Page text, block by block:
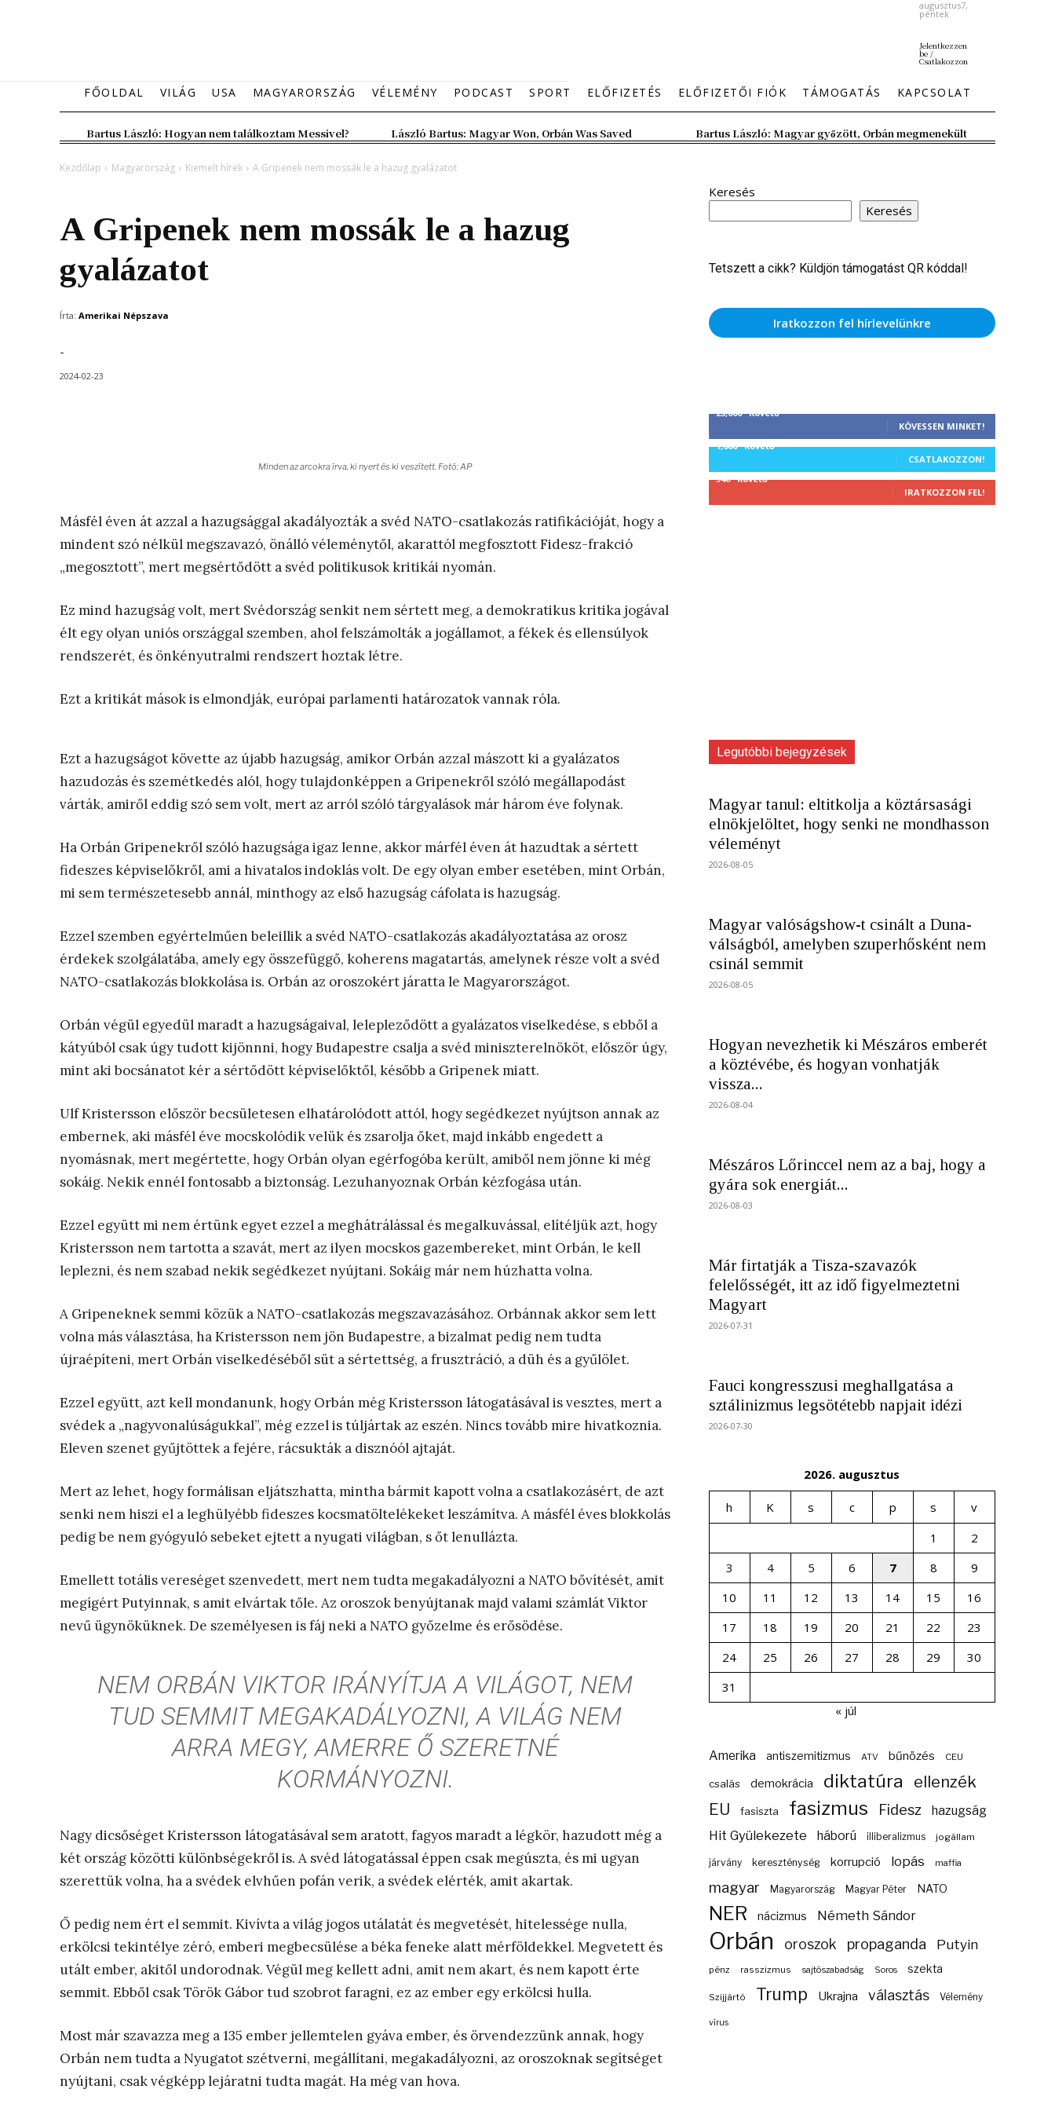
augusztus7,
péntek
Jelentkezzen
be /
Csatlakozzon
FŐOLDAL VILÁG USA MAGYARORSZÁG VÉLEMÉNY PODCAST SPORT ELŐFIZETÉS ELŐFIZETŐI FIÓK TÁMOGATÁS KAPCSOLAT
Bartus László: Hogyan nem találkoztam Messivel? László Bartus: Magyar Won, Orbán Was Saved Bartus László: Magyar győzött, Orbán megmenekült
Kezdőlap Magyarország Kiemelt hírek A Gripenek nem mossák le a hazug gyalázatot
A Gripenek nem mossák le a hazug
gyalázatot
Írta: Amerikai Népszava
-
2024-02-23
Minden az arcokra írva, ki nyert és ki veszített. Fotó: AP
Másfél éven át azzal a hazugsággal akadályozták a svéd NATO-csatlakozás ratifikációját, hogy a
mindent szó nélkül megszavazó, önálló véleménytől, akarattól megfosztott Fidesz-frakció
„megosztott”, mert megsértődött a svéd politikusok kritikái nyomán.
Ez mind hazugság volt, mert Svédország senkit nem sértett meg, a demokratikus kritika jogával
élt egy olyan uniós országgal szemben, ahol felszámolták a jogállamot, a fékek és ellensúlyok
rendszerét, és önkényutralmi rendszert hoztak létre.
Ezt a kritikát mások is elmondják, európai parlamenti határozatok vannak róla.
Ezt a hazugságot követte az újabb hazugság, amikor Orbán azzal mászott ki a gyalázatos
hazudozás és szemétkedés alól, hogy tulajdonképpen a Gripenekről szóló megállapodást
várták, amiről eddig szó sem volt, mert az arról szóló tárgyalások már három éve folynak.
Ha Orbán Gripenekről szóló hazugsága igaz lenne, akkor márfél éven át hazudtak a sértett
fideszes képviselőkről, ami a hivatalos indoklás volt. De egy olyan ember esetében, mint Orbán,
mi sem természetesebb annál, minthogy az első hazugság cáfolata is hazugság.
Ezzel szemben egyértelműen beleillik a svéd NATO-csatlakozás akadályoztatása az orosz
érdekek szolgálatába, amely egy összefüggő, koherens magatartás, amelynek része volt a svéd
NATO-csatlakozás blokkolása is. Orbán az oroszokért járatta le Magyarországot.
Orbán végül egyedül maradt a hazugságaival, lelepleződött a gyalázatos viselkedése, s ebből a
kátyúból csak úgy tudott kijönnni, hogy Budapestre csalja a svéd miniszterelnököt, először úgy,
mint aki bocsánatot kér a sértődött képviselőktől, később a Gripenek miatt.
Ulf Kristersson először becsületesen elhatárolódott attól, hogy segédkezet nyújtson annak az
embernek, aki másfél éve mocskolódik velük és zsarolja őket, majd inkább engedett a
nyomásnak, mert megértette, hogy Orbán olyan egérfogóba került, amiből nem jönne ki még
sokáig. Nekik ennél fontosabb a biztonság. Lezuhanyoznak Orbán kézfogása után.
Ezzel együtt mi nem értünk egyet ezzel a meghátrálással és megalkuvással, elítéljük azt, hogy
Kristersson nem tartotta a szavát, mert az ilyen mocskos gazembereket, mint Orbán, le kell
leplezni, és nem szabad nekik segédkezet nyújtani. Sokáig már nem húzhatta volna.
A Gripeneknek semmi közük a NATO-csatlakozás megszavazásához. Orbánnak akkor sem lett
volna más választása, ha Kristersson nem jön Budapestre, a bizalmat pedig nem tudta
újraépíteni, mert Orbán viselkedéséből süt a sértettség, a frusztráció, a düh és a gyűlölet.
Ezzel együtt, azt kell mondanunk, hogy Orbán még Kristersson látogatásával is vesztes, mert a
svédek a „nagyvonalúságukkal”, még ezzel is túljártak az eszén. Nincs tovább mire hivatkoznia.
Eleven szenet gyűjtöttek a fejére, rácsukták a disznóól ajtaját.
Mert az lehet, hogy formálisan eljátszhatta, mintha bármit kapott volna a csatlakozásért, de azt
senki nem hiszi el a leghülyébb fideszes kocsmatöltelékeket leszámítva. A másfél éves blokkolás
pedig be nem gyógyuló sebeket ejtett a nyugati világban, s őt lenullázta.
Emellett totális vereséget szenvedett, mert nem tudta megakadályozni a NATO bővítését, amit
megígért Putyinnak, s amit elvártak tőle. Az oroszok benyújtanak majd valami számlát Viktor
nevű ügynöküknek. De személyesen is fáj neki a NATO győzelme és erősödése.
NEM ORBÁN VIKTOR IRÁNYÍTJA A VILÁGOT, NEM
TUD SEMMIT MEGAKADÁLYOZNI, A VILÁG NEM
ARRA MEGY, AMERRE Ő SZERETNÉ
KORMÁNYOZNI.
Nagy dicsőséget Kristersson látogatásával sem aratott, fagyos maradt a légkör, hazudott még a
két ország közötti különbségekről is. A svéd látogatással éppen csak megúszta, és mi ugyan
szerettük volna, ha a svédek elvhűen pofán verik, a svédek elérték, amit akartak.
Ő pedig nem ért el semmit. Kivívta a világ jogos utálatát és megvetését, hitelessége nulla,
erkölcsi tekintélye zéró, emberi megbecsülése a béka feneke alatt mérföldekkel. Megvetett és
utált ember, akitől undorodnak. Végül meg kellett adni, amit nem akart, és nem kapott érte
semmit. Ebből csak Török Gábor tud szobrot faragni, ez az ember egy erkölcsi hulla.
Most már szavazza meg a 135 ember jellemtelen gyáva ember, és örvendezzünk annak, hogy
Orbán nem tudta a Nyugatot szétverni, megállítani, megakadályozni, az oroszoknak segítséget
nyújtani, csak végképp lejáratni tudta magát. Ha még van hova.
Keresés
Keresés
Tetszett a cikk? Küldjön támogatást QR kóddal!
Iratkozzon fel hírlevelünkre
25,000 Követő
KÖVESSEN MINKET!
1,000 Követő
CSATLAKOZZON!
340 Követő
IRATKOZZON FEL!
Legutóbbi bejegyzések
Magyar tanul: eltitkolja a köztársasági
elnökjelöltet, hogy senki ne mondhasson
véleményt
2026-08-05
Magyar valóságshow-t csinált a Duna-
válságból, amelyben szuperhősként nem
csinál semmit
2026-08-05
Hogyan nevezhetik ki Mészáros emberét
a köztévébe, és hogyan vonhatják
vissza...
2026-08-04
Mészáros Lőrinccel nem az a baj, hogy a
gyára sok energiát...
2026-08-03
Már firtatják a Tisza-szavazók
felelősségét, itt az idő figyelmeztetni
Magyart
2026-07-31
Fauci kongresszusi meghallgatása a
sztálinizmus legsötétebb napjait idézi
2026-07-30
2026. augusztus
h K s c p s
v
1
2
3
4 5 6 7 8
9
10
11 12 13 14 15
16
17
18 19 20 21 22
23
24
25 26 27 28 29
30
31
« júl
Amerika antiszemitizmus ATV bűnözés CEU
csalás demokrácia diktatúra ellenzék
EU fasiszta fasizmus Fidesz hazugság
Hit Gyülekezete háború illiberalizmus jogállam
járvány kereszténység korrupció lopás maffia
magyar Magyarország Magyar Péter NATO
NER nácizmus Németh Sándor
Orbán oroszok propaganda Putyin
pénz rasszizmus sajtószabadság Soros szekta
Szijjártó Trump Ukrajna választás Vélemény
vírus